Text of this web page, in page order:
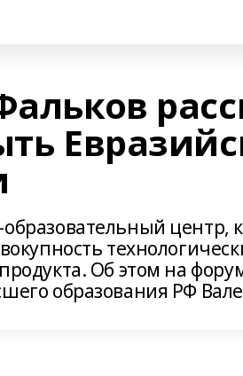
центр,
Об этом на
образования РФ